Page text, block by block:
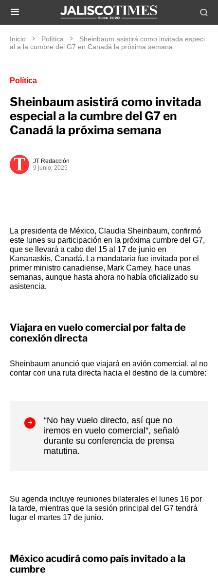
Inicio Política
Sheinbaum asistirá como invitada especi
al a la cumbre del G7 en Canadá la próxima semana
Política
Sheinbaum asistirá como invitada
especial a la cumbre del G7 en
Canadá la próxima semana
JT Redacción
9 junio, 2025
La presidenta de México, Claudia Sheinbaum, confirmó
este lunes su participación en la próxima cumbre del G7,
que se llevará a cabo del 15 al 17 de junio en
Kananaskis, Canadá. La mandataria fue invitada por el
primer ministro canadiense, Mark Carney, hace unas
semanas, aunque hasta ahora no había oficializado su
asistencia.
Viajara en vuelo comercial por falta de
conexión directa
Sheinbaum anunció que viajará en avión comercial, al no
contar con una ruta directa hacia el destino de la cumbre:
“No hay vuelo directo, así que no
iremos en vuelo comercial”, señaló
durante su conferencia de prensa
matutina.
Su agenda incluye reuniones bilaterales el lunes 16 por
la tarde, mientras que la sesión principal del G7 tendrá
lugar el martes 17 de junio.
México acudirá como país invitado a la
cumbre